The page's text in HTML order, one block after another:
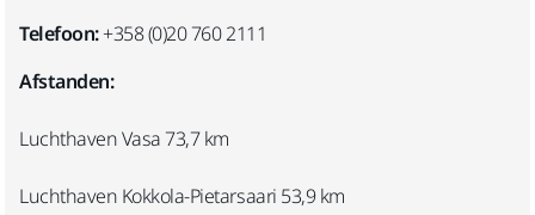
Telefoon:+358 (0)20 760 2111
Afstanden:
Luchthaven Vasa 73,7 km
Luchthaven Kokkola-Pietarsaari 53,9 km